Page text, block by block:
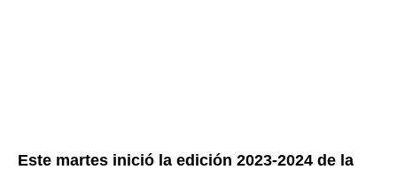
Este martes inició la edición 2023-2024 de la